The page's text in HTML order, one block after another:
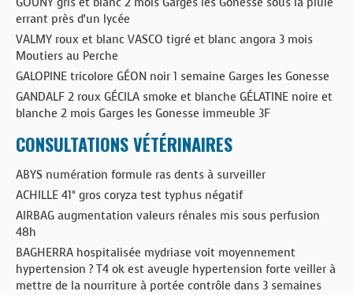
errant près d’un lycée
VALMY roux et blanc VASCO tigré et blanc angora 3 mois
Moutiers au Perche
GALOPINE tricolore GÉON noir 1 semaine Garges les Gonesse
GANDALF 2 roux GÉCILA smoke et blanche GÉLATINE noire et
blanche 2 mois Garges les Gonesse immeuble 3F
CONSULTATIONS VÉTÉRINAIRES
ABYS numération formule ras dents à surveiller
ACHILLE 41° gros coryza test typhus négatif
AIRBAG augmentation valeurs rénales mis sous perfusion
48h
BAGHERRA hospitalisée mydriase voit moyennement
hypertension ? T4 ok est aveugle hypertension forte veiller à
mettre de la nourriture à portée contrôle dans 3 semaines